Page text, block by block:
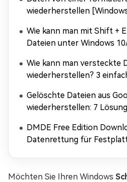
wiederherstellen
Wie kann man mit Shift +
Dateien unter Windows
Wie kann man versteckte
wiederherstellen? 3
Gelöschte Dateien aus
wiederherstellen: 7
DMDE Free Edition
Datenrettung für
Möchten Sie Ihren Windows